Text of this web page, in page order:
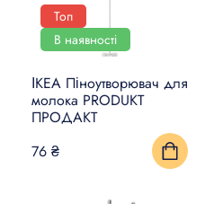
Топ
В наявності
ІКЕА Піноутворювач для
молока PRODUKT
ПРОДАКТ
76 ₴